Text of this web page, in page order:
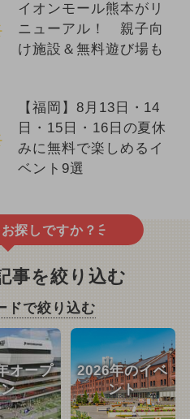
イオンモール熊本がリ
ニューアル！ 親子向
け施設＆無料遊び場も
【福岡】8月13日・14
日・15日・16日の夏休
みに無料で楽しめるイ
ベント9選
探しですか？
事を絞り込む
ドで絞り込む
オープ
ン
2026年のイベ
ント